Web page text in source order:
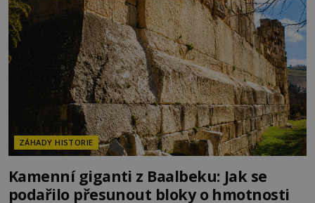
ní vidí důkaz ztracené civilizace nebo dokonce
znalost Antarktidy dávno před jejím objevením.
Jiní tvrdí,
ZÁHADY HISTORIE
Kamenní giganti z Baalbeku: Jak se
podařilo přesunout bloky o hmotnosti